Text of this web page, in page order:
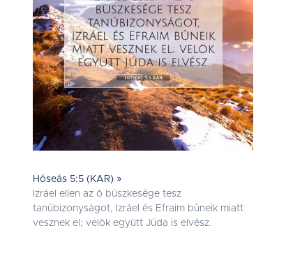
Hóseás 5:5 (KAR) »
Izráel ellen az õ büszkesége tesz
tanúbizonyságot, Izráel és Efraim bûneik miatt
vesznek el; velök együtt Júda is elvész.